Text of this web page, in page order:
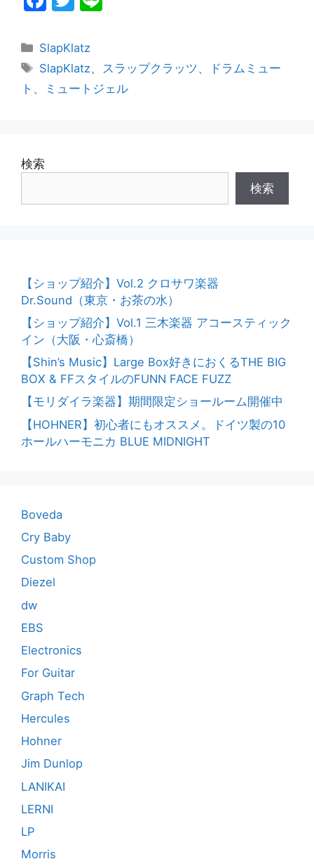
c
e
b
itt
er
カ
テ
リ
SlapKlatz
タ
グ
SlapKlatz、 スラップクラッツ 、
ドラムミュー
ト 、 ミュートジェル
検索
検索
【ショップ紹介】Vol.2 クロサワ楽器
Dr.Sound（東京・お茶の水）
【ショップ紹介】Vol.1 三木楽器 アコースティック
イン（大阪・心斎橋）
【Shin’s Music】Large Box好きにおくるTHE BIG
BOX & FFスタイルのFUNN FACE FUZZ
【モリダイラ楽器】期間限定ショールーム開催中
【HOHNER】初心者にもオススメ。ドイツ製の10
ホールハーモニカ BLUE MIDNIGHT
Boveda
Cry Baby
Custom Shop
Diezel
dw
EBS
Electronics
For Guitar
Graph Tech
Hercules
Hohner
Jim Dunlop
LANIKAI
LERNI
LP
Morris